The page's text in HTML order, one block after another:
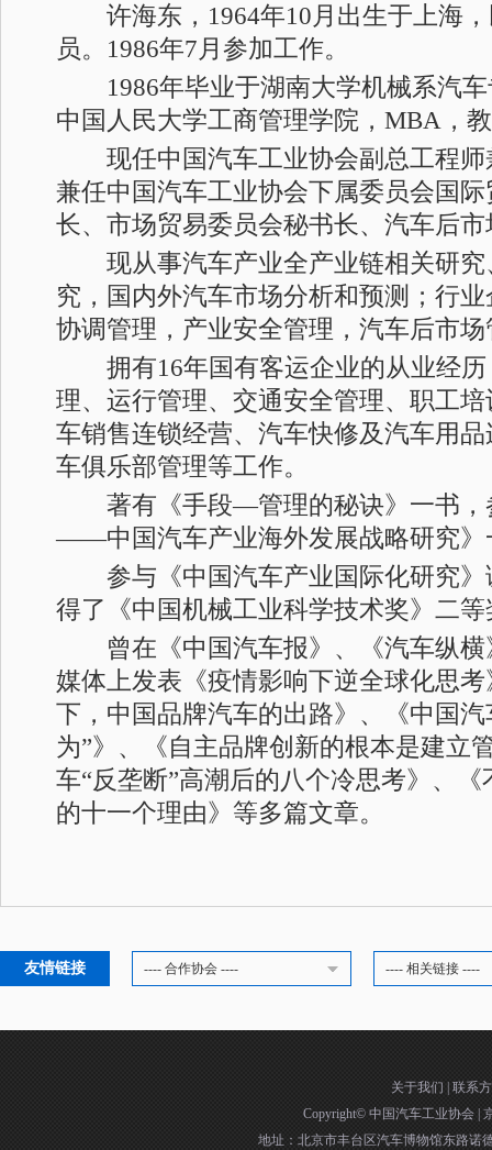
许海东，1964年10月出生于上海，
员。1986年7月参加工作。
1986年毕业于湖南大学机械系汽车
中国人民大学工商管理学院，MBA，
现任中国汽车工业协会副总工程师
兼任中国汽车工业协会下属委员会国
长、市场贸易委员会秘书长、汽车后
现从事汽车产业全产业链相关研究
究，国内外汽车市场分析和预测；行
协调管理，产业安全管理，汽车后市
拥有16年国有客运企业的从业经历
理、运行管理、交通安全管理、职工
车销售连锁经营、汽车快修及汽车用
车俱乐部管理等工作。
著有《手段—管理的秘诀》一书，
——中国汽车产业海外发展战略研究》
参与《中国汽车产业国际化研究》
得了《中国机械工业科学技术奖》二等
曾在《中国汽车报》、《汽车纵横
媒体上发表《疫情影响下逆全球化思
下，中国品牌汽车的出路》、《中国
为”》、《自主品牌创新的根本是建立
车“反垄断”高潮后的八个冷思考》、
的十一个理由》等多篇文章。
友情链接 ---- 合作协会 ---- ---- 相关链接 ----
关于我们
联系
Copyright© 中国汽车工业协会
地址：北京市丰台区汽车博物馆东路诺